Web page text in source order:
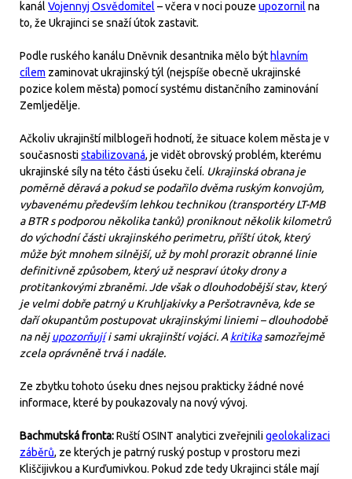
kanál Vojennyj Osvědomitel – včera v noci pouze upozornil na
to, že Ukrajinci se snaží útok zastavit.
Podle ruského kanálu Dněvnik desantnika mělo být hlavním
cílem zaminovat ukrajinský týl (nejspíše obecně ukrajinské
pozice kolem města) pomocí systému distančního zaminování
Zemljedělje.
Ačkoliv ukrajinští milblogeři hodnotí, že situace kolem města je v
současnostistabilizovaná, je vidět obrovský problém, kterému
ukrajinské síly na této části úseku čelí. Ukrajinská obrana je
poměrně děravá a pokud se podařilo dvěma ruským konvojům,
vybavenému především lehkou technikou (transportéry LT-MB
a BTR s podporou několika tanků) proniknout několik kilometrů
do východní části ukrajinského perimetru, příští útok, který
může být mnohem silnější, už by mohl prorazit obranné linie
definitivně způsobem, který už nespraví útoky drony a
protitankovými zbraněmi. Jde však o dlouhodobější stav, který
je velmi dobře patrný u Kruhljakivky a Peršotravněva, kde se
daří okupantům postupovat ukrajinskými liniemi – dlouhodobě
na nějupozorňujíi sami ukrajinští vojáci. Akritikasamozřejmě
zcela oprávněně trvá i nadále.
Ze zbytku tohoto úseku dnes nejsou prakticky žádné nové
informace, které by poukazovaly na nový vývoj.
Bachmutská fronta:Ruští OSINT analytici zveřejniligeolokalizaci
záběrů, ze kterých je patrný ruský postup v prostoru mezi
Kliščijivkou a Kurďumivkou. Pokud zde tedy Ukrajinci stále mají